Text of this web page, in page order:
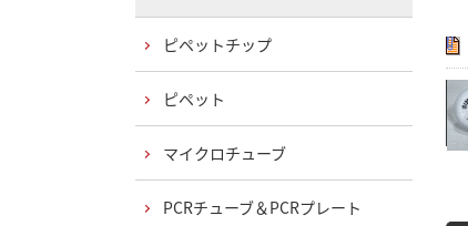
ピペットチップ
ピペット
マイクロチューブ
PCRチューブ＆PCRプレート